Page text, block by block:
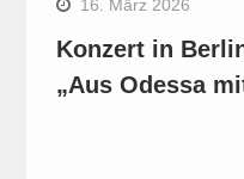
16. März 2026
Konzert in
„Aus Odessa